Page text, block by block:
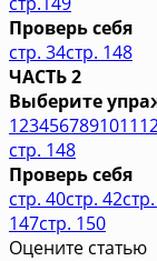
Проверь себя
стр. 34стр. 148
ЧАСТЬ 2
Выберите
1234567891011
стр. 148
Проверь себя
стр. 40стр. 42
147стр. 150
Оцените статью